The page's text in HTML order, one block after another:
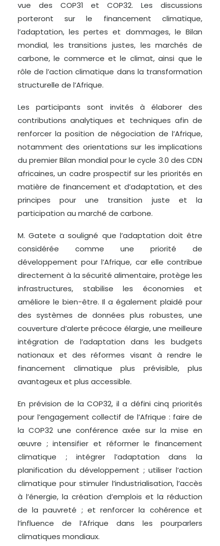
vue des COP31 et COP32. Les discussions
porteront sur le financement climatique,
l’adaptation, les pertes et dommages, le Bilan
mondial, les transitions justes, les marchés de
carbone, le commerce et le climat, ainsi que le
rôle de l’action climatique dans la transformation
structurelle de l’Afrique.
Les participants sont invités à élaborer des
contributions analytiques et techniques afin de
renforcer la position de négociation de l’Afrique,
notamment des orientations sur les implications
du premier Bilan mondial pour le cycle 3.0 des CDN
africaines, un cadre prospectif sur les priorités en
matière de financement et d’adaptation, et des
principes pour une transition juste et la
participation au marché de carbone.
M. Gatete a souligné que l’adaptation doit être
considérée comme une priorité de
développement pour l’Afrique, car elle contribue
directement à la sécurité alimentaire, protège les
infrastructures, stabilise les économies et
améliore le bien-être. Il a également plaidé pour
des systèmes de données plus robustes, une
couverture d’alerte précoce élargie, une meilleure
intégration de l’adaptation dans les budgets
nationaux et des réformes visant à rendre le
financement climatique plus prévisible, plus
avantageux et plus accessible.
En prévision de la COP32, il a défini cinq priorités
pour l’engagement collectif de l’Afrique : faire de
la COP32 une conférence axée sur la mise en
œuvre ; intensifier et réformer le financement
climatique ; intégrer l’adaptation dans la
planification du développement ; utiliser l’action
climatique pour stimuler l’industrialisation, l’accès
à l’énergie, la création d’emplois et la réduction
de la pauvreté ; et renforcer la cohérence et
l’influence de l’Afrique dans les pourparlers
climatiques mondiaux.